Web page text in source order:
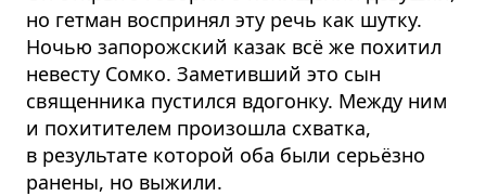
но гетман воспринял эту речь как шутку.
Ночью запорожский казак всё же похитил
невесту Сомко. Заметивший это сын
священника пустился вдогонку. Между ним
и похитителем произошла схватка,
в результате которой оба были серьёзно
ранены, но выжили.